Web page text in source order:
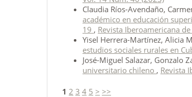
Claudia Ríos-Avendaño,
académico en educación
19 , Revista Iberoamericana
Yisel Herrera-Martínez, Alicia
estudios sociales rurales en
José-Miguel Salazar, Gonzalo
universitario chileno , Revista
1 2 3 4 5 > >>